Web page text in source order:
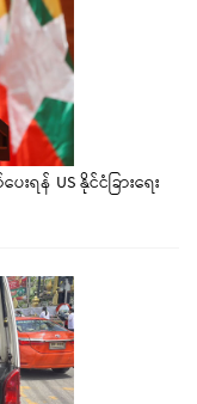
ရန် US နိုင်ငံခြားရေး